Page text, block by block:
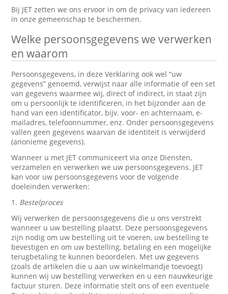
Bij JET zetten we ons ervoor in om de privacy van iedereen
in onze gemeenschap te beschermen.
Welke persoonsgegevens we verwerken
en waarom
Persoonsgegevens, in deze Verklaring ook wel “uw
gegevens” genoemd, verwijst naar alle informatie of een set
van gegevens waarmee wij, direct of indirect, in staat zijn
om u persoonlijk te identificeren, in het bijzonder aan de
hand van een identificator, bijv. voor- en achternaam, e-
mailadres, telefoonnummer, enz. Onder persoonsgegevens
vallen geen gegevens waarvan de identiteit is verwijderd
(anonieme gegevens).
Wanneer u met JET communiceert via onze Diensten,
verzamelen en verwerken we uw persoonsgegevens. JET
kan voor uw persoonsgegevens voor de volgende
doeleinden verwerken:
1. Bestelproces
Wij verwerken de persoonsgegevens die u ons verstrekt
wanneer u uw bestelling plaatst. Deze persoonsgegevens
zijn nodig om uw bestelling uit te voeren, uw bestelling te
bevestigen en om uw bestelling, betaling en een mogelijke
terugbetaling te kunnen beoordelen. Met uw gegevens
(zoals de artikelen die u aan uw winkelmandje toevoegt)
kunnen wij uw bestelling verwerken en u een nauwkeurige
factuur sturen. Deze informatie stelt ons of een eventuele